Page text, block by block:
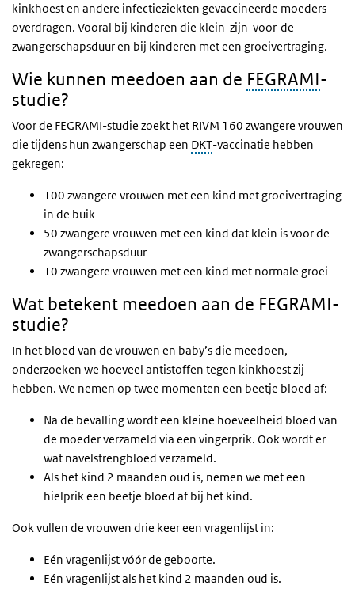
kinkhoest en andere infectieziekten gevaccineerde moeders
overdragen. Vooral bij kinderen die klein-zijn-voor-de-
zwangerschapsduur en bij kinderen met een groeivertraging.
Wie kunnen meedoen aan de FEGRAMI-
studie?
Voor de FEGRAMI-studie zoekt het RIVM 160 zwangere vrouwen
die tijdens hun zwangerschap een DKT-vaccinatie hebben
gekregen:
100 zwangere vrouwen met een kind met groeivertraging
in de buik
50 zwangere vrouwen met een kind dat klein is voor de
zwangerschapsduur
10 zwangere vrouwen met een kind met normale groei
Wat betekent meedoen aan de FEGRAMI-
studie?
In het bloed van de vrouwen en baby’s die meedoen,
onderzoeken we hoeveel antistoffen tegen kinkhoest zij
hebben. We nemen op twee momenten een beetje bloed af:
Na de bevalling wordt een kleine hoeveelheid bloed van
de moeder verzameld via een vingerprik. Ook wordt er
wat navelstrengbloed verzameld.
Als het kind 2 maanden oud is, nemen we met een
hielprik een beetje bloed af bij het kind.
Ook vullen de vrouwen drie keer een vragenlijst in:
Eén vragenlijst vóór de geboorte.
Eén vragenlijst als het kind 2 maanden oud is.